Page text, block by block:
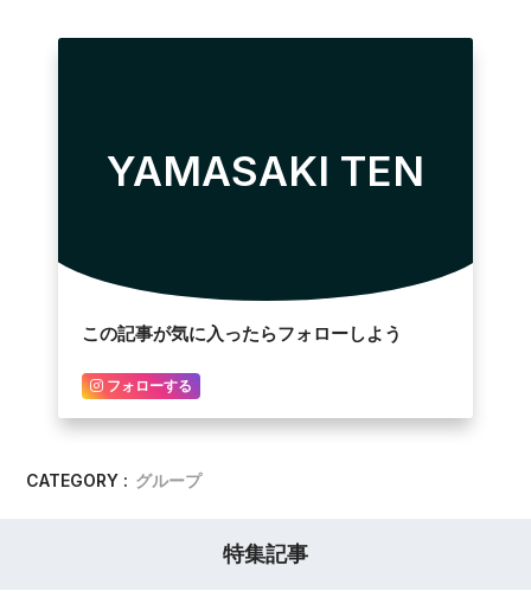
YAMASAKI TEN
この記事が気に入ったらフォローしよう
フォローする
CATEGORY : グループ
特集記事